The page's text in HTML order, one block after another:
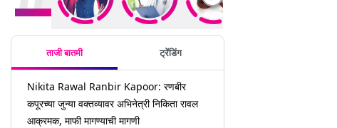
ताजी बातमी ट्रेंडिंग
Nikita Rawal Ranbir Kapoor: रणबीर
कपूरच्या जुन्या वक्तव्यावर अभिनेत्री निकिता रावल
आक्रमक, माफी मागण्याची मागणी